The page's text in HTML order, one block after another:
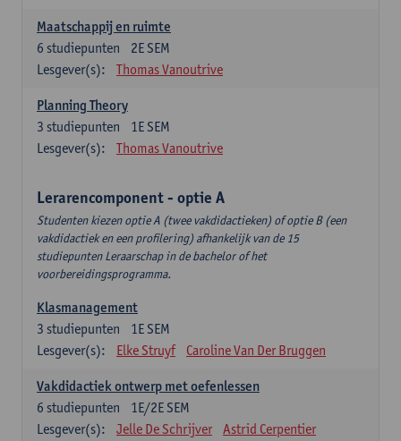
Maatschappij en ruimte
2E SEM
6 studiepunten
Lesgever(s):
Thomas Vanoutrive
Planning Theory
1E SEM
3 studiepunten
Lesgever(s):
Thomas Vanoutrive
Lerarencomponent - optie A
Studenten kiezen optie A (twee vakdidactieken) of optie B (een
vakdidactiek en een profilering) afhankelijk van de 15
studiepunten Leraarschap in de bachelor of het
voorbereidingsprogramma.
Klasmanagement
1E SEM
3 studiepunten
Lesgever(s):
Elke Struyf Caroline Van Der Bruggen
Vakdidactiek ontwerp met oefenlessen
1E/2E SEM
6 studiepunten
Lesgever(s):
Jelle De Schrijver
Astrid Cerpentier